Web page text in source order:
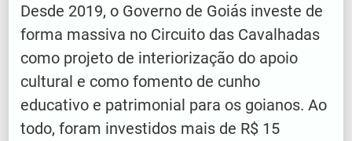
Desde 2019, o Governo de Goiás investe de
forma massiva no Circuito das Cavalhadas
como projeto de interiorização do apoio
cultural e como fomento de cunho
educativo e patrimonial para os goianos. Ao
todo, foram investidos mais de R$ 15